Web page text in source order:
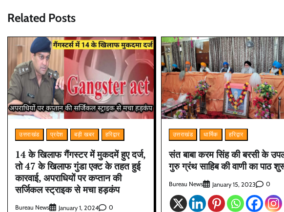
Related Posts
उत्तराखंड प्रदेश बड़ी खबर हरिद्वार
14 के खिलाफ गैंगस्टर में मुकदमें हुए दर्ज,
तो 47 के खिलाफ गुंडा एक्ट के तहत हुई
कारवाई, अपराधियों पर कप्तान की
सर्जिकल स्ट्राइक से मचा हड़कंप
Bureau News January 1, 2024 0
उत्तराखंड धार्मिक हरिद्वार
संत बाबा करम सिंह की बरसी के
गुरु ग्रंथ साहिब की वाणी का पाठ
Bureau News January 15, 2023 0